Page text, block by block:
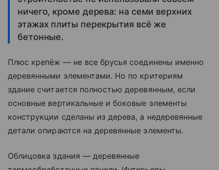
ничего, кроме дерева: на семи верхних
этажах плиты перекрытия всё же
бетонные.
Плюс крепёж — не все брусья соединены именно
деревянными элементами. Но по критериям
здание считается полностью деревянным, если
основные вертикальные и боковые элементы
конструкции сделаны из дерева, а недеревянные
детали опираются на деревянные элементы.
Облицовка здания — деревянные